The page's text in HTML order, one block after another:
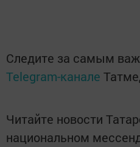
Следите за самым
Telegram-канале
Читайте новости
национальном